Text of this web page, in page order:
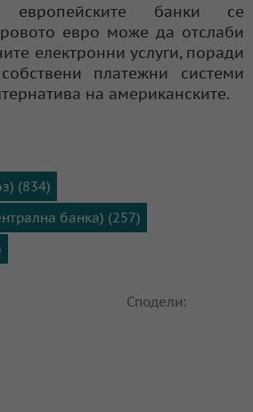
европейските банки се
евро може да отслаби
електронни услуги, поради
платежни системи
на американските.
(834)
банка) (257)
Сподели: